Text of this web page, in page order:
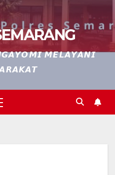
𝙈𝙀𝙇𝘼𝙔𝘼𝙉𝙄